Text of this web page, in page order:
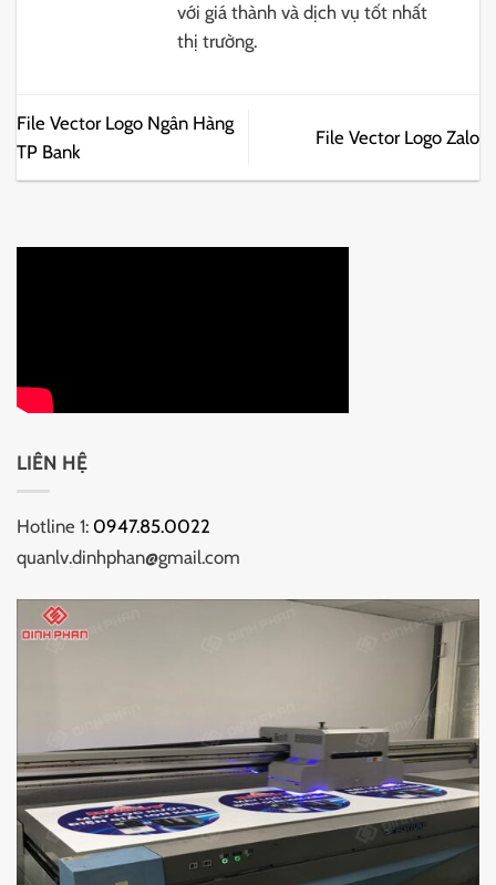
với giá thành và dịch vụ tốt nhất
thị trường.
File Vector Logo Ngân Hàng
TP Bank
File Vector Logo Zalo
LIÊN HỆ
Hotline 1: 0947.85.0022
quanlv.dinhphan@gmail.com